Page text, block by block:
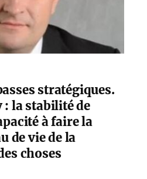
stratégiques.
la stabilité de
à faire la
de vie de la
choses